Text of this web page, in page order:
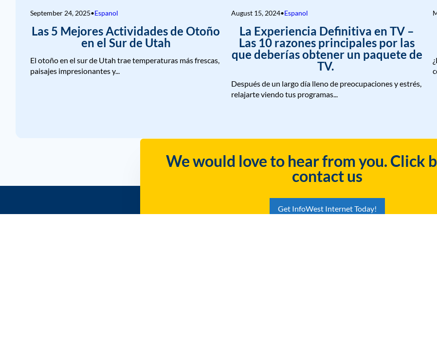
September 24, 2025•Espanol
Las 5 Mejores Actividades de Otoño
en el Sur de Utah
El otoño en el sur de Utah trae temperaturas más frescas,
paisajes impresionantes y...
August 15, 2024•Espanol
La Experiencia Definitiva en TV –
Las 10 razones principales por las
que deberías obtener un paquete de
TV.
Después de un largo día lleno de preocupaciones y estrés,
relajarte viendo tus programas...
We would love to hear from you. Click
contact us
Get InfoWest Internet Today!